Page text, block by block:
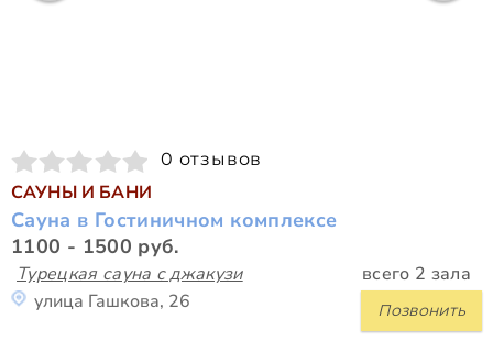
0 отзывов
САУНЫ И БАНИ
Сауна в Гостиничном комплексе
1100 - 1500 руб.
Турецкая сауна с джакузи всего 2 зала
Позвонить
улица Гашкова, 26